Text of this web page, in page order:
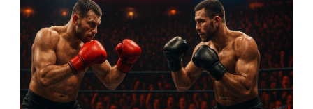
СВЕЖИЕ ЗАПИСИ
ACA 200 прямая трансляция
Марафон боев UFC 325 прямая трансляция
UFC 324 прямая трансляция